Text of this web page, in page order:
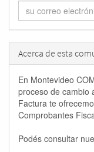
Acerca de esta
En Montevideo
proceso de cambio
Factura te
Comprobantes
Podés consultar